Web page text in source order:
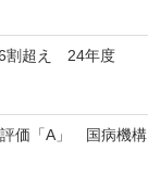
割超え 24年度
評価「A」 国病機構